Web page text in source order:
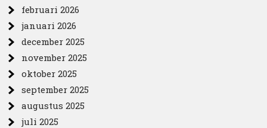
februari 2026
januari 2026
december 2025
november 2025
oktober 2025
september 2025
augustus 2025
juli 2025